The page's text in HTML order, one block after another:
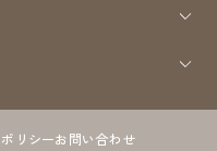
リシーお問い合わせ